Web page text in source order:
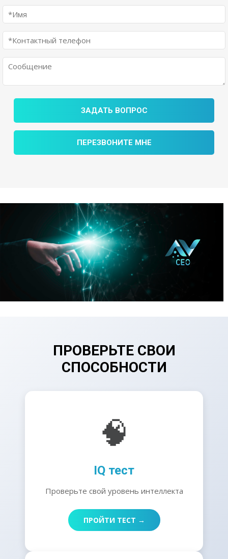
ЗАДАТЬ ВОПРОС
ПЕРЕЗВОНИТЕ МНЕ
ПРОВЕРЬТЕ СВОИ
СПОСОБНОСТИ
🧠
IQ тест
Проверьте свой уровень интеллекта
ПРОЙТИ ТЕСТ →